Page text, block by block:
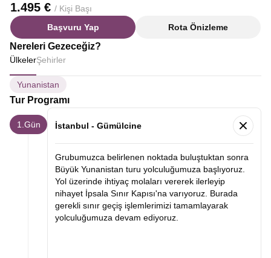
1.495 € / Kişi Başı
Başvuru Yap
Rota Önizleme
Nereleri Gezeceğiz?
ÜlkelerŞehirler
Yunanistan
Tur Programı
1.Gün İstanbul - Gümülcine
Grubumuzca belirlenen noktada buluştuktan sonra
Büyük Yunanistan turu yolculuğumuza başlıyoruz.
Yol üzerinde ihtiyaç molaları vererek ilerleyip
nihayet İpsala Sınır Kapısı'na varıyoruz. Burada
gerekli sınır geçiş işlemlerimizi tamamlayarak
yolculuğumuza devam ediyoruz.